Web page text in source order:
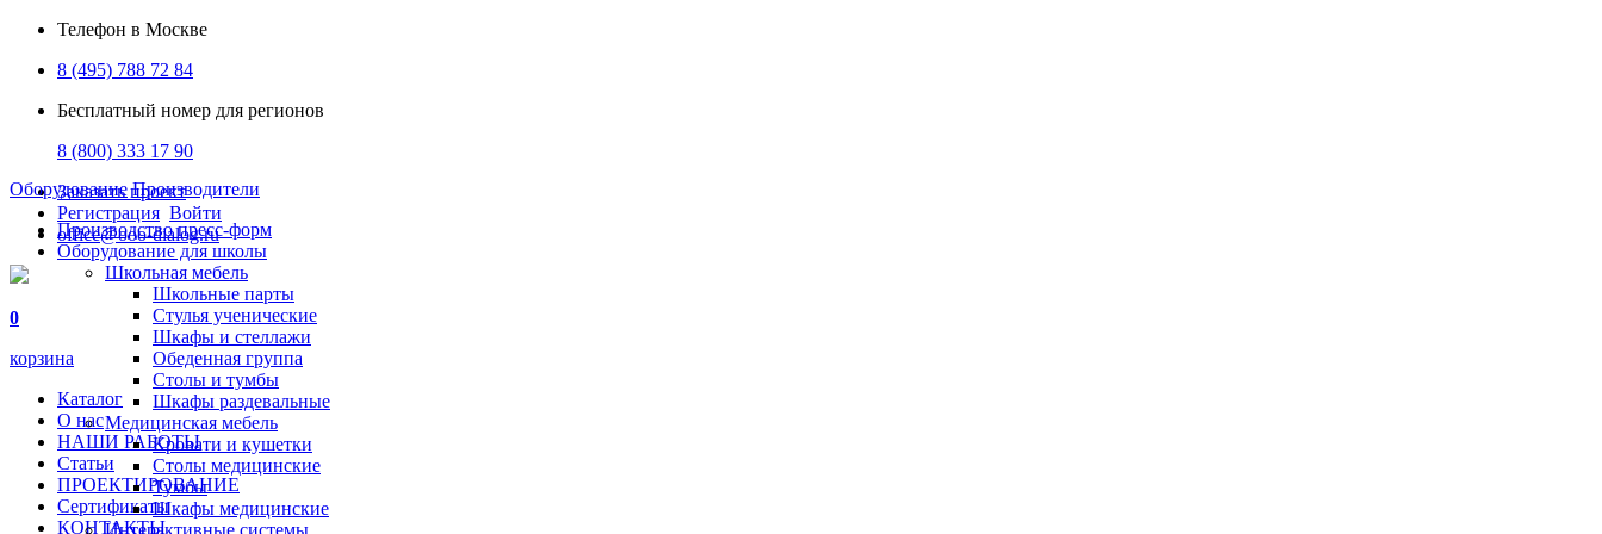
Телефон в Москве
8 (495) 788 72 84
Бесплатный номер для регионов
8 (800) 333 17 90
Заказать проект
Регистрация Войти
office@ooo-dialog.ru
0
корзина
Каталог
О нас
НАШИ РАБОТЫ
Статьи
ПРОЕКТИРОВАНИЕ
Сертификаты
КОНТАКТЫ
Оборудование Производители
Производство пресс-форм
Оборудование для школы
Школьная мебель
Школьные парты
Стулья ученические
Шкафы и стеллажи
Обеденная группа
Столы и тумбы
Шкафы раздевальные
Медицинская мебель
Кровати и кушетки
Столы медицинские
Тумбы
Шкафы медицинские
Интерактивные системы